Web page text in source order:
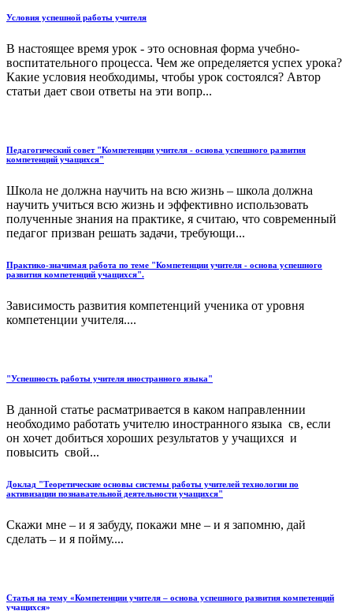
Условия успешной работы учителя
В настоящее время урок - это основная форма учебно-
воспитательного процесса. Чем же определяется успех урока?
Какие условия необходимы, чтобы урок состоялся? Автор
статьи дает свои ответы на эти вопр...
Педагогический совет "Компетенции учителя - основа успешного развития
компетенций учащихся"
Школа не должна научить на всю жизнь – школа должна
научить учиться всю жизнь и эффективно использовать
полученные знания на практике, я считаю, что современный
педагог призван решать задачи, требующи...
Практико-значимая работа по теме "Компетенции учителя - основа успешного
развития компетенций учащихся".
Зависимость развития компетенций ученика от уровня
компетенции учителя....
"Успешность работы учителя иностранного языка"
В данной статье расматривается в каком направленнии
необходимо работать учителю иностранного языка св, если
он хочет добиться хороших результатов у учащихся и
повысить свой...
Доклад "Теоретические основы системы работы учителей технологии по
активизации познавательной деятельности учащихся"
Скажи мне – и я забуду, покажи мне – и я запомню, дай
сделать – и я пойму....
Статья на тему «Компетенции учителя – основа успешного развития компетенций
учащихся»